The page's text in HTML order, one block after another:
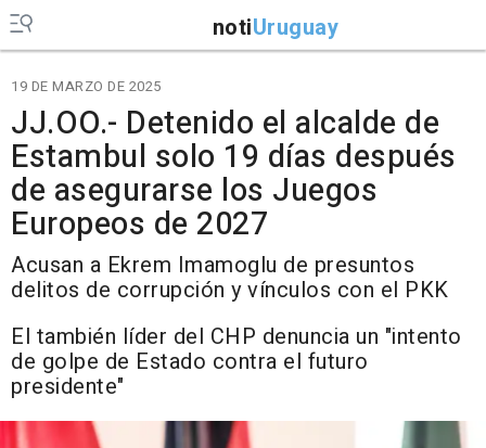
notiUruguay
19 DE MARZO DE 2025
JJ.OO.- Detenido el alcalde de
Estambul solo 19 días después
de asegurarse los Juegos
Europeos de 2027
Acusan a Ekrem Imamoglu de presuntos
delitos de corrupción y vínculos con el PKK
El también líder del CHP denuncia un "intento
de golpe de Estado contra el futuro
presidente"